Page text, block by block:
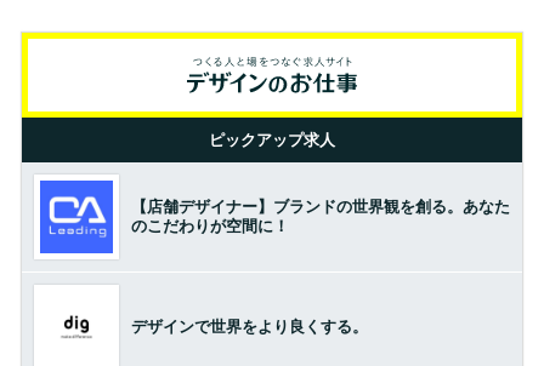
ピックアップ求人
【店舗デザイナー】ブランドの世界観を創る。あなた
のこだわりが空間に！
デザインで世界をより良くする。